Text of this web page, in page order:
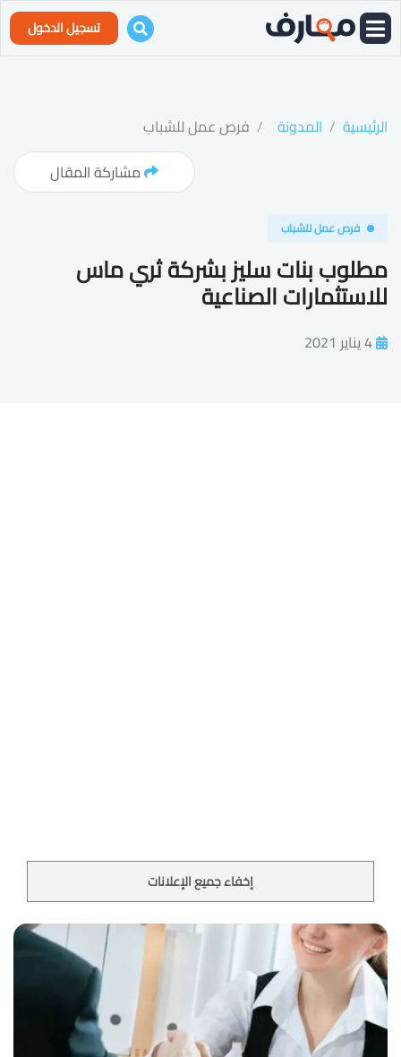
تسجيل الدخول
الرئيسية المدونة
فرص عمل للشباب
مشاركة المقال
فرص عمل للشباب
مطلوب بنات سليز بشركة ثري ماس
للاستثمارات الصناعية
4 يناير 2021
إخفاء جميع الإعلانات